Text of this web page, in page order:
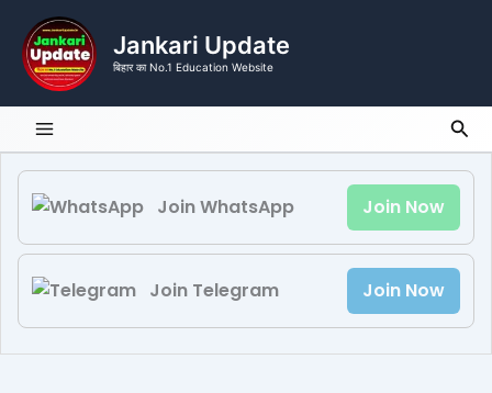
content
Jankari Update
बिहार का No.1 Education Website
Join WhatsApp Join Now
Join Telegram Join Now